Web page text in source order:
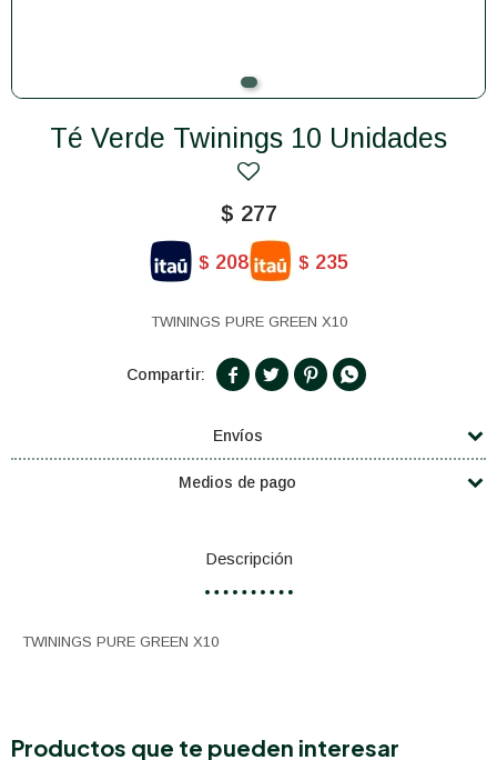
Té Verde Twinings 10 Unidades
$ 277
$ 208 $ 235
TWININGS PURE GREEN X10
   
Envíos
Medios de pago
Descripción
TWININGS PURE GREEN X10
Productos que te pueden interesar